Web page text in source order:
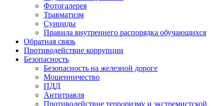
Фотогалерея
Травматизм
Суициды
Правила внутреннего распорядка обучающихся
Обратная связь
Противодействие коррупции
Безопасность
Безопасность на железной дороге
Мошенничество
ПДД
Антитравля
Противодействие терроризму и экстремистской